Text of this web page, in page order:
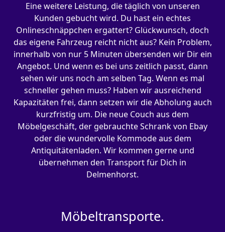
Eine weitere Leistung, die täglich von unseren
Kunden gebucht wird. Du hast ein echtes
Onlineschnäppchen ergattert? Glückwunsch, doch
das eigene Fahrzeug reicht nicht aus? Kein Problem,
innerhalb von nur 5 Minuten übersenden wir Dir ein
Angebot. Und wenn es bei uns zeitlich passt, dann
sehen wir uns noch am selben Tag. Wenn es mal
schneller gehen muss? Haben wir ausreichend
Kapazitäten frei, dann setzen wir die Abholung auch
kurzfristig um. Die neue Couch aus dem
Möbelgeschäft, der gebrauchte Schrank von Ebay
oder die wundervolle Kommode aus dem
Antiquitätenladen. Wir kommen gerne und
übernehmen den Transport für Dich in
Delmenhorst.
Möbeltransporte.